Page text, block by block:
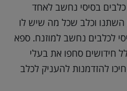
בסיסי נחשב לאחד
השתנו וכלב שכל מה שיש לו
לכלבים נחשב למוזנח. ספא
חידושים סחפו את בעלי
להזדמנות להעניק לכלב